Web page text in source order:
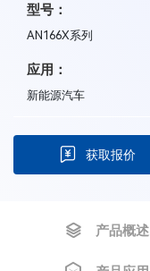
型号：
AN166X系列
应用：
新能源汽车
获取报价
产品概述